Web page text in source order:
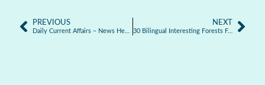
PREVIOUS NEXT
30 Bilingual Interesting Forests Facts